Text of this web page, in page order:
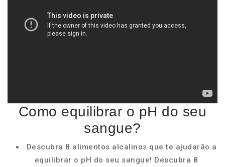
Como equilibrar o pH do seu
sangue?
Descubra 8 alimentos alcalinos que te ajudarão a
equilibrar o pH do seu sangue! Descubra 8